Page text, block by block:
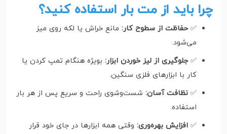
چرا باید از مت بار استفاده کنید؟
✅حفاظت از سطوح کار: مانع خراش یا لکه روی میز
می‌شود.
✅جلوگیری از لیز خوردن ابزار: بویژه هنگام تمپ کردن یا
کار با ابزارهای فلزی سنگین.
✅ نظافت آسان: شست‌وشوی راحت و سریع پس از هر بار
استفاده.
✅ افزایش بهره‌وری: وقتی همه ابزارها در جای خود قرار